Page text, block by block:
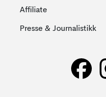
Affiliate
Presse & Journalistikk